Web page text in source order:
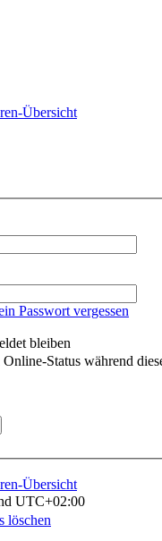
Übersicht
Passwort vergessen
bleiben
Status während
Übersicht
UTC+02:00
löschen